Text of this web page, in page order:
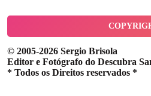
© 2005-2026 Sergio Brisola
Editor e Fotógrafo do Descubra
* Todos os Direitos reservados *